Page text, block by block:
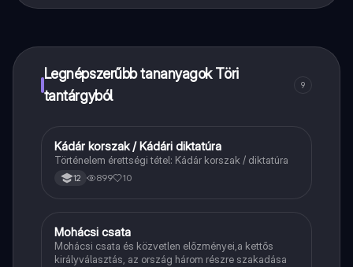
Legnépszerűbb tananyagok Töri
tantárgyból
9
Töri
Kádár korszak / Kádári diktatúra
Történelem érettségi tétel: Kádár korszak / diktatúra
12 899 10
Töri
Mohácsi csata
Mohácsi csata és közvetlen előzményei,a kettős
királyválasztás, az ország három részre szakadása